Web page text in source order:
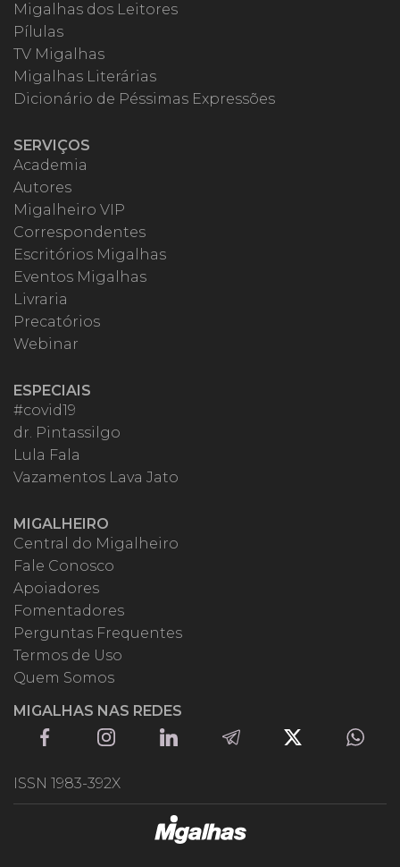
Migalhas dos Leitores
Pílulas
TV Migalhas
Migalhas Literárias
Dicionário de Péssimas Expressões
SERVIÇOS
Academia
Autores
Migalheiro VIP
Correspondentes
Escritórios Migalhas
Eventos Migalhas
Livraria
Precatórios
Webinar
ESPECIAIS
#covid19
dr. Pintassilgo
Lula Fala
Vazamentos Lava Jato
MIGALHEIRO
Central do Migalheiro
Fale Conosco
Apoiadores
Fomentadores
Perguntas Frequentes
Termos de Uso
Quem Somos
MIGALHAS NAS REDES
ISSN 1983-392X